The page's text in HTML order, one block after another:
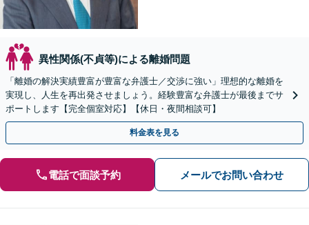
異性関係(不貞等)による離婚問題
「離婚の解決実績豊富が豊富な弁護士／交渉に強い」理想的な離婚を
実現し、人生を再出発させましょう。経験豊富な弁護士が最後までサ
ポートします【完全個室対応】【休日・夜間相談可】
料金表を見る
電話で面談予約 メールでお問い合わせ